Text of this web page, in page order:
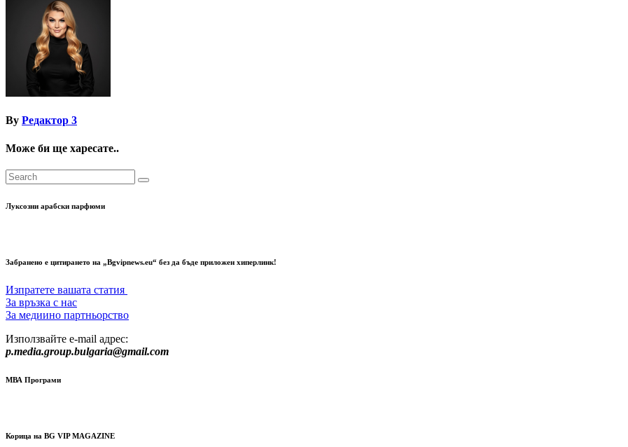
By Редактор 3
Може би ще харесате..
Луксозни арабски парфюми
Забранено е цитирането на „Bgvipnews.eu“ без да бъде приложен хиперлинк!
Изпратете вашата статия
За връзка с нас
За медиино партньорство
Използвайте e-mail адрес:
p.media.group.bulgaria@gmail.com
МВА Програми
Корица на BG VIP MAGAZINE